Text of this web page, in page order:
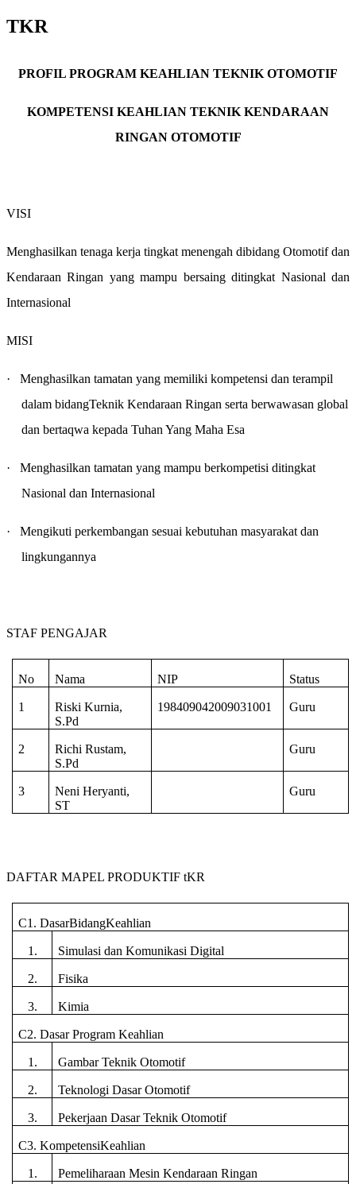
TKR
PROFIL PROGRAM KEAHLIAN TEKNIK OTOMOTIF
KOMPETENSI KEAHLIAN TEKNIK KENDARAAN
RINGAN OTOMOTIF
VISI
Menghasilkan tenaga kerja tingkat menengah dibidang Otomotif dan
Kendaraan Ringan yang mampu bersaing ditingkat Nasional dan
Internasional
MISI
·
Menghasilkan tamatan yang memiliki kompetensi dan terampil
dalam bidangTeknik Kendaraan Ringan serta berwawasan global
dan bertaqwa kepada Tuhan Yang Maha Esa
·
Menghasilkan tamatan yang mampu berkompetisi ditingkat
Nasional dan Internasional
·
Mengikuti perkembangan sesuai kebutuhan masyarakat dan
lingkungannya
STAF PENGAJAR
No Nama NIP Status
1
Riski Kurnia,
S.Pd
198409042009031001 Guru
2
Richi Rustam,
S.Pd
Guru
3
Neni Heryanti,
ST
Guru
DAFTAR MAPEL PRODUKTIF tKR
C1. DasarBidangKeahlian
1. Simulasi dan Komunikasi Digital
2. Fisika
3. Kimia
C2. Dasar Program Keahlian
1. Gambar Teknik Otomotif
2. Teknologi Dasar Otomotif
3. Pekerjaan Dasar Teknik Otomotif
C3. KompetensiKeahlian
1. Pemeliharaan Mesin Kendaraan Ringan